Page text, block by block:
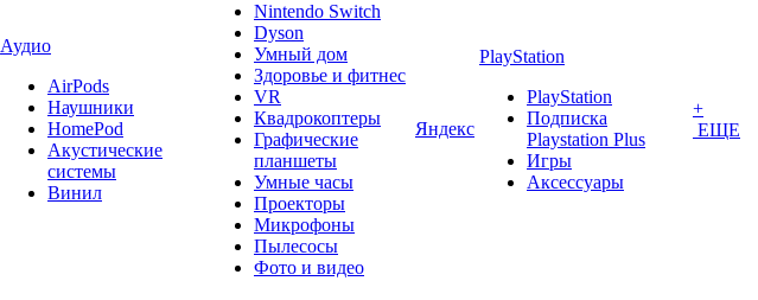
Аудио
AirPods
Наушники
HomePod
Акустические
системы
Винил
Nintendo Switch
Dyson
Умный дом
Здоровье и фитнес
VR
Квадрокоптеры
Графические
планшеты
Умные часы
Проекторы
Микрофоны
Пылесосы
Фото и видео
Яндекс
PlayStation
PlayStation
Подписка
Playstation Plus
Игры
Аксессуары
+
ЕЩЕ